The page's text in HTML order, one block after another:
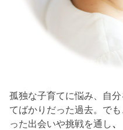
孤独な子育てに悩み、自
てばかりだった過去。で
った出会いや挑戦を通し